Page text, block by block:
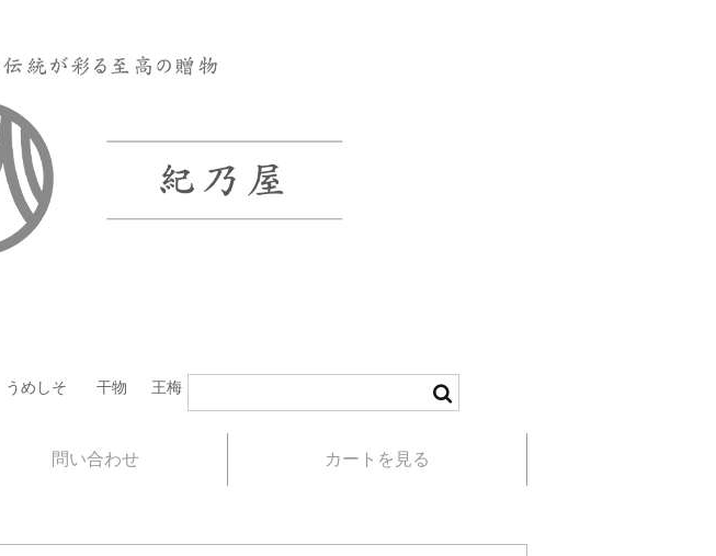
うめしそ 干物 王梅
問い合わせ カートを見る